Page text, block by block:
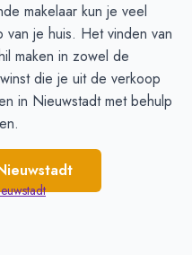
makelaar kun je veel
je huis. Het vinden van
maken in zowel de
die je uit de verkoop
in Nieuwstadt met behulp
.